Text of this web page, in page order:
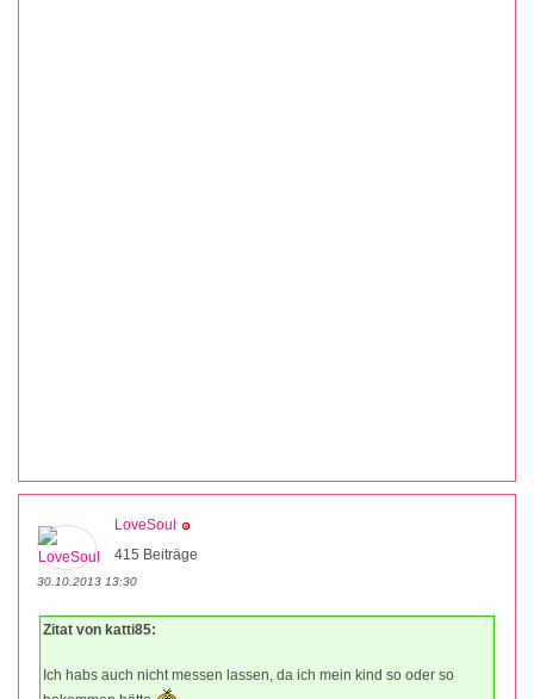
LoveSoul
415 Beiträge
30.10.2013 13:30
Zitat von katti85:
Ich habs auch nicht messen lassen, da ich mein kind so oder so